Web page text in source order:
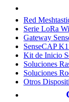
Red
Serie LoRa
Gateway
SenseCAP
Kit de Inicio
Soluciones
Soluciones
Otros